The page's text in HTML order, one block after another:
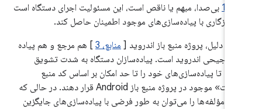
بی‌صدا، مبهم یا ناقص است، این مسئولیت اجرای دستگاه است
سازگاری با پیاده‌سازی‌های موجود اطمینان حاصل کند.
دلیل، پروژه منبع باز اندروید [ منابع، 3 ] هم مرجع و هم پیاده
ترجیحی اندروید است. پیاده‌سازان دستگاه به شدت تشویق
تا پیاده‌سازی‌های خود را تا حد امکان بر اساس کد منبع
«بالادست» موجود در پروژه منبع باز Android قرار دهند. در حالی که
از مؤلفه‌ها را می‌توان به طور فرضی با پیاده‌سازی‌های جایگزین